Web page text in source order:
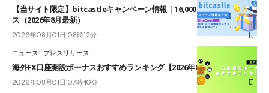
【当サイト限定】bitcastleキャンペーン情報｜16,000円口座開設ボーナ
ス（2026年8月最新）
2026年08月01日 08時12分
ニュース プレスリリース
海外FX口座開設ボーナスおすすめランキング【2026年8月最新】
2026年08月01日 07時40分